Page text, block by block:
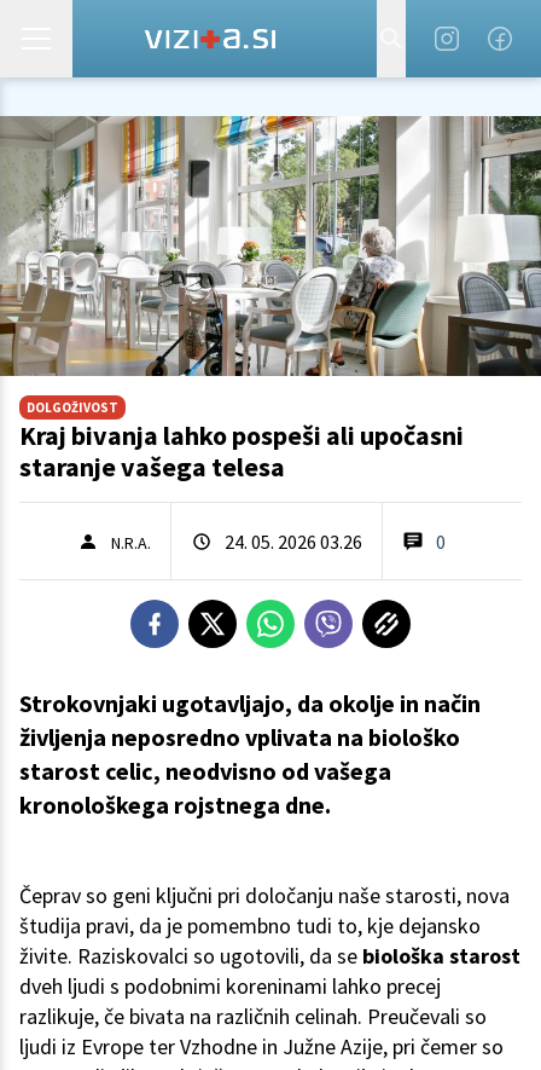
DOLGOŽIVOST
Kraj bivanja lahko pospeši ali upočasni
staranje vašega telesa
N.R.A. 24. 05. 2026 03.26 0
Strokovnjaki ugotavljajo, da okolje in način
življenja neposredno vplivata na biološko
starost celic, neodvisno od vašega
kronološkega rojstnega dne.
Čeprav so geni ključni pri določanju naše starosti, nova
študija pravi, da je pomembno tudi to, kje dejansko
živite. Raziskovalci so ugotovili, da se biološka starost
dveh ljudi s podobnimi koreninami lahko precej
razlikuje, če bivata na različnih celinah. Preučevali so
ljudi iz Evrope ter Vzhodne in Južne Azije, pri čemer so